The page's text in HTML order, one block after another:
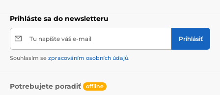
Prihláste sa do newsletteru
Tu napíšte váš e-mail Prihlásiť
Souhlasím se zpracováním osobních údajů.
Potrebujete poradiť offline